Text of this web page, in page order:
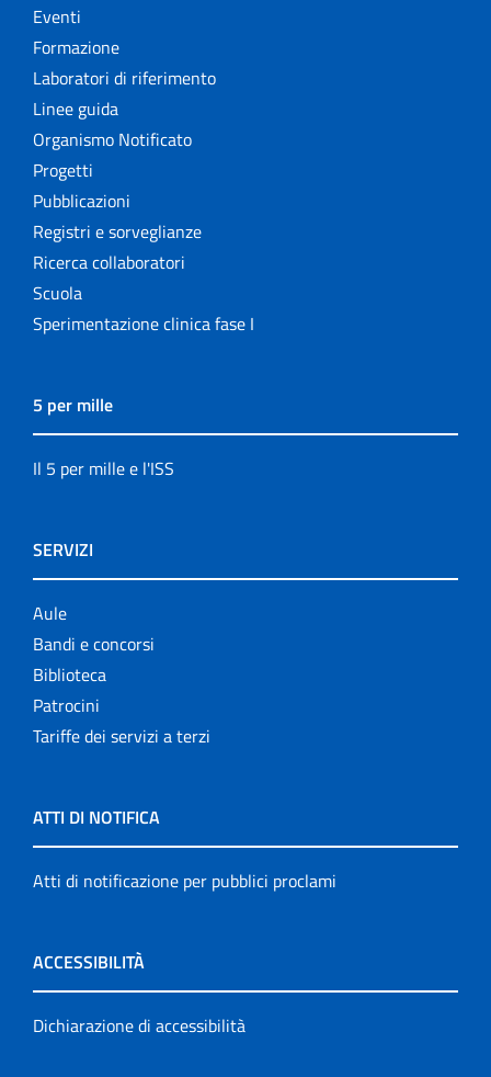
Eventi
Formazione
Laboratori di riferimento
Linee guida
Organismo Notificato
Progetti
Pubblicazioni
Registri e sorveglianze
Ricerca collaboratori
Scuola
Sperimentazione clinica fase I
5 per mille
Il 5 per mille e l'ISS
SERVIZI
Aule
Bandi e concorsi
Biblioteca
Patrocini
Tariffe dei servizi a terzi
ATTI DI NOTIFICA
Atti di notificazione per pubblici proclami
ACCESSIBILITÀ
Dichiarazione di accessibilità